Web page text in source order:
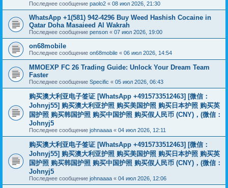
Последнее сообщение paolo2 « 08 июл 2026, 21:30
WhatsApp +1(581) 942-4296 Buy Weed Hashish Cocaine in
Qatar Doha Masaieed Al Wakrah
Последнее сообщение penson « 07 июл 2026, 19:00
on68mobile
Последнее сообщение on68mobile « 06 июл 2026, 14:54
MMOEXP FC 26 Trading Guide: Unlock Your Dream Team
Faster
Последнее сообщение Specific « 05 июл 2026, 06:43
购买澳大利亚电子签证 [WhatsApp +4915733512463] [微信：
Johnyj55] 购买澳大利亚护照 购买美国护照 购买日本护照 购买英
国护照 购买韩国护照 购买中国护照 购买假人民币 (CNY)，(微信：
Johnyj5
Последнее сообщение johnaaaa « 04 июл 2026, 12:11
购买澳大利亚电子签证 [WhatsApp +4915733512463] [微信：
Johnyj55] 购买澳大利亚护照 购买美国护照 购买日本护照 购买英
国护照 购买韩国护照 购买中国护照 购买假人民币 (CNY)，(微信：
Johnyj5
Последнее сообщение johnaaaa « 04 июл 2026, 12:06